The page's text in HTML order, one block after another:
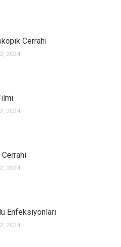
Cerrahi
2024
2024
2024
Enfeksiyonları
2024